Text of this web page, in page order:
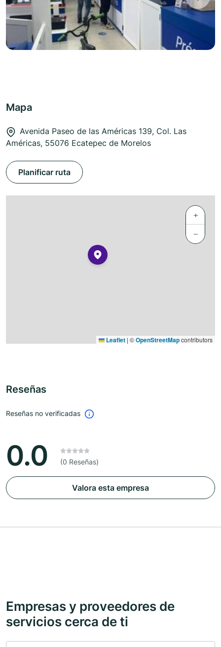
Mapa
Avenida Paseo de las Américas 139, Col. Las
Américas, 55076 Ecatepec de Morelos
Planificar ruta
+
−
Leaflet | ©OpenStreetMapcontributors
Reseñas
Reseñas no verificadas
0.0 (0 Reseñas)
Valora esta empresa
Empresas y proveedores de
servicios cerca de ti